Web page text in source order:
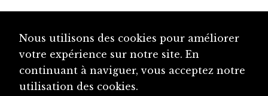
Nous utilisons des cookies pour améliorer
votre expérience sur notre site. En
continuant à naviguer, vous acceptez notre
utilisation des cookies.